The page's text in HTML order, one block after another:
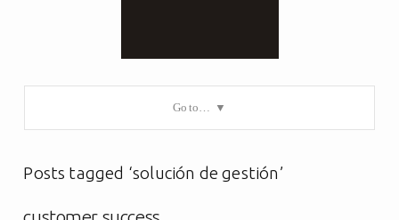
Go to…
Posts tagged ‘solución de gestión’